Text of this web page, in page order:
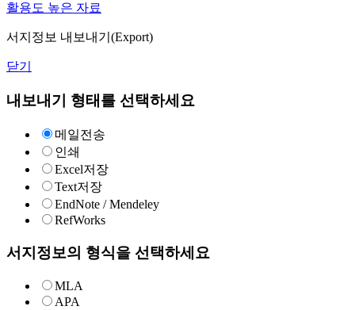
활용도 높은 자료
서지정보 내보내기(Export)
닫기
내보내기 형태를 선택하세요
메일전송
인쇄
Excel저장
Text저장
EndNote / Mendeley
RefWorks
서지정보의 형식을 선택하세요
MLA
APA